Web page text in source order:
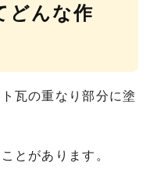
どんな作
瓦の重なり部分に塗
とがあります。